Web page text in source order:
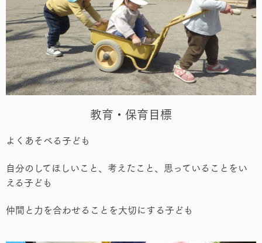
教育・保育目標
よくあそべる子ども
自分のしてほしいこと、考えたこと、思っていることをい
える子ども
仲間と力を合わせることを大切にする子ども